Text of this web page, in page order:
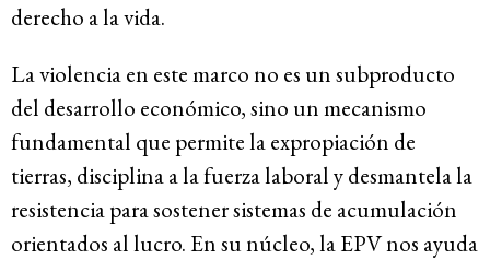
derecho a la vida.
La violencia en este marco no es un subproducto
del desarrollo económico, sino un mecanismo
fundamental que permite la expropiación de
tierras, disciplina a la fuerza laboral y desmantela la
resistencia para sostener sistemas de acumulación
orientados al lucro. En su núcleo, la EPV nos ayuda